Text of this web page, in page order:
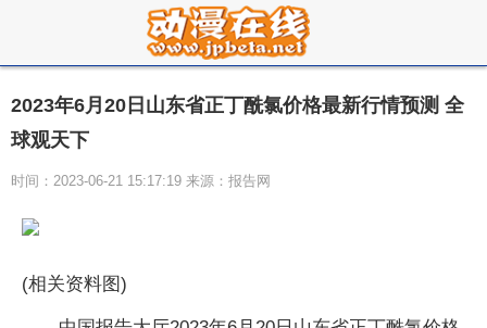
2023年6月20日山东省正丁酰氯价格最新行情预测 全
球观天下
时间：2023-06-21 15:17:19 来源：报告网
(相关资料图)